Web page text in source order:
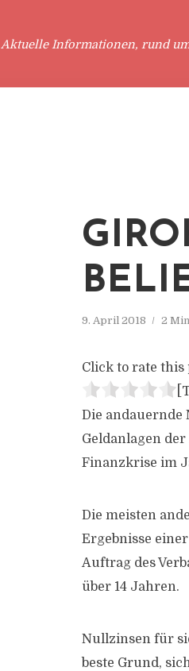
Aktuelle Informationen, rund
9. April 2018 2
Click to rate this
Die andauernde
Geldanlagen
Finanzkrise im
Die meisten
Ergebnisse
Auftrag des
über 14 Jahren.
Nullzinsen für
beste Grund,